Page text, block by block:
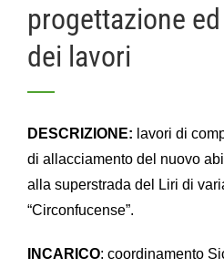
progettazione
dei lavori
DESCRIZIONE: lavori di
di allacciamento del nuovo
alla superstrada del Liri di
“Circonfucense”.
INCARICO: coordinamento